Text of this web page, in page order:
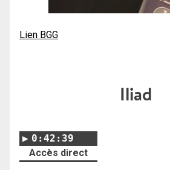
Lien BGG
Iliad
0:42:39
Accès direct